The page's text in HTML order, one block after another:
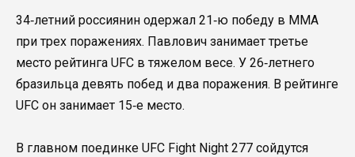
34‑летний россиянин одержал 21‑ю победу в ММА
при трех поражениях. Павлович занимает третье
место рейтинга UFC в тяжелом весе. У 26‑летнего
бразильца девять побед и два поражения. В рейтинге
UFC он занимает 15‑е место.
В главном поединке UFC Fight Night 277 сойдутся